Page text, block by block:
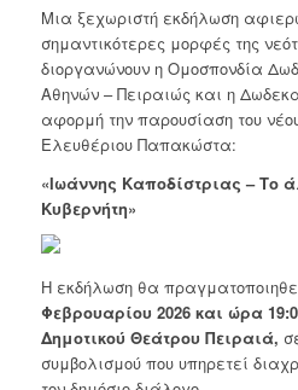
Μια ξεχωριστή εκδήλωση
σημαντικότερες μορφές της
διοργανώνουν η Ομοσπονδία
Αθηνών – Πειραιώς και η
αφορμή την παρουσίαση του νέου
Ελευθέριου Παπακώστα:
«Ιωάννης Καποδίστριας – Το
Κυβερνήτη»
Η εκδήλωση θα
Φεβρουαρίου 2026 και ώρα
Δημοτικού Θεάτρου Πειραιά,
συμβολισμού που υπηρετεί